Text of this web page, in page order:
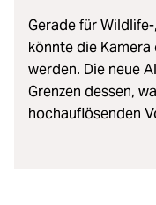
Gerade für
könnte die
werden. Die neue
Grenzen dessen,
hochauflösenden